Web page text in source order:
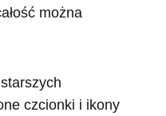
można
czcionki i ikony